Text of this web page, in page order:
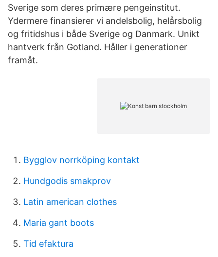
Sverige som deres primære pengeinstitut.
Ydermere finansierer vi andelsbolig, helårsbolig
og fritidshus i både Sverige og Danmark. Unikt
hantverk från Gotland. Håller i generationer
framåt.
Bygglov norrköping kontakt
Hundgodis smakprov
Latin american clothes
Maria gant boots
Tid efaktura